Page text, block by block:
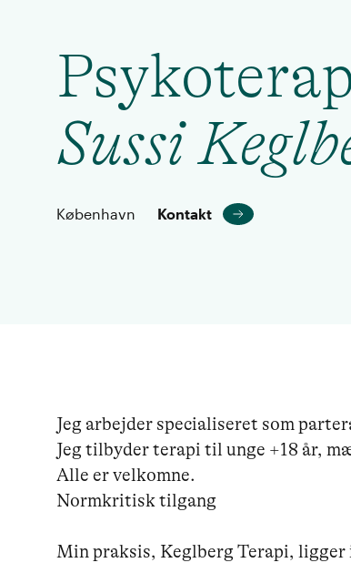
Sussi
København Kontakt
Jeg arbejder specialiseret som
Jeg tilbyder terapi til unge +18 år,
Alle er velkomne.
Normkritisk tilgang
Min praksis, Keglberg Terapi,